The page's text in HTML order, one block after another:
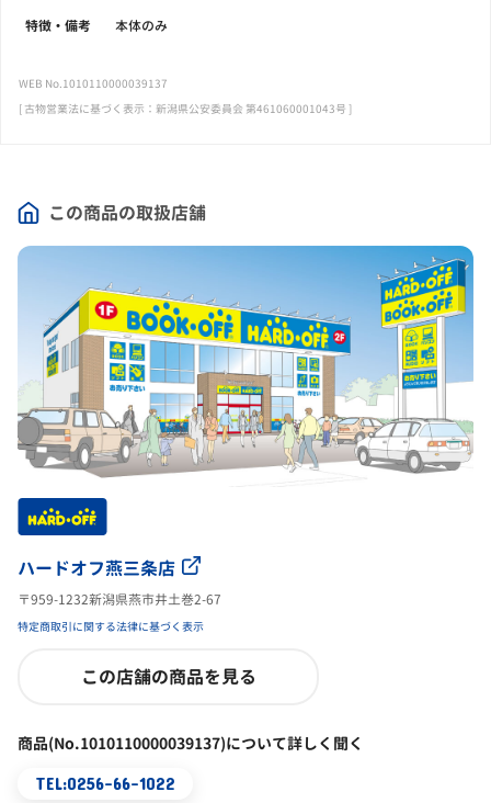
この商品の取扱店舗
ハードオフ燕三条店
〒959-1232新潟県燕市井土巻2-67
特定商取引に関する法律に基づく表示
この店舗の商品を見る
商品(No.1010110000039137)について詳しく聞く
TEL:0256-66-1022
特徴・備考 本体のみ
WEB No.1010110000039137
[ 古物営業法に基づく表示：新潟県公安委員会 第461060001043号 ]